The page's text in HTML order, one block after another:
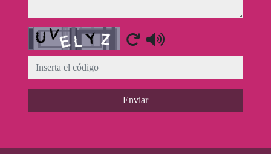
Captcha
Enviar